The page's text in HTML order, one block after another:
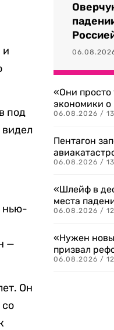
и
под
нью-
—
Он
со
«Они
экономики о
06.08.2026 /
Пентагон
06.08.2026 /
«Шлейф в
места
06.08.2026 /
«Нужен
призвал
06.08.2026 /